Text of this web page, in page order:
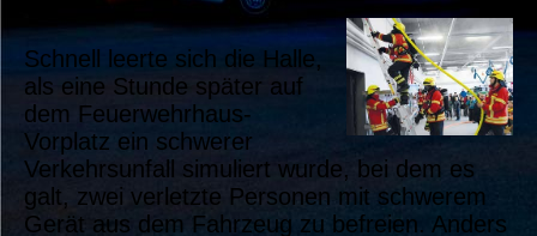
Schnell leerte sich die Halle,
als eine Stunde später auf
dem Feuerwehrhaus-
Vorplatz ein schwerer
Verkehrsunfall simuliert wurde, bei dem es
galt, zwei verletzte Personen mit schwerem
Gerät aus dem Fahrzeug zu befreien. Anders